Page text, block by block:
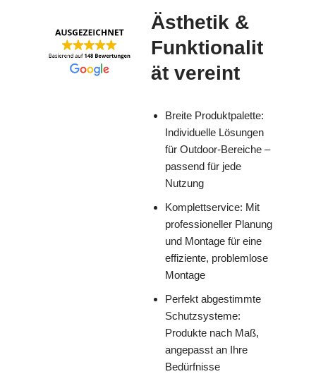
Ästhetik &
Funktionalit
ät vereint
Breite Produktpalette:
Individuelle Lösungen
für Outdoor-Bereiche –
passend für jede
Nutzung
Komplettservice: Mit
professioneller Planung
und Montage für eine
effiziente, problemlose
Montage
Perfekt abgestimmte
Schutzsysteme:
Produkte nach Maß,
angepasst an Ihre
Bedürfnisse